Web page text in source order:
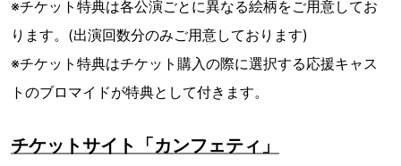
※チケット特典は各公演ごとに異なる絵柄をご用意してお
ります。(出演回数分のみご用意しております)
※チケット特典はチケット購入の際に選択する応援キャス
トのブロマイドが特典として付きます。
チケットサイト「カンフェティ」